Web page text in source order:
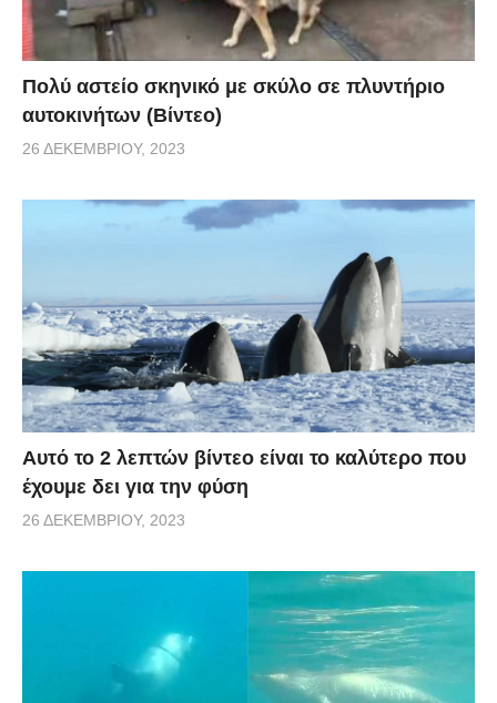
Πολύ αστείο σκηνικό με σκύλο σε πλυντήριο
αυτοκινήτων (Βίντεο)
26 ΔΕΚΕΜΒΡΊΟΥ, 2023
Αυτό το 2 λεπτών βίντεο είναι το καλύτερο που
έχουμε δει για την φύση
26 ΔΕΚΕΜΒΡΊΟΥ, 2023